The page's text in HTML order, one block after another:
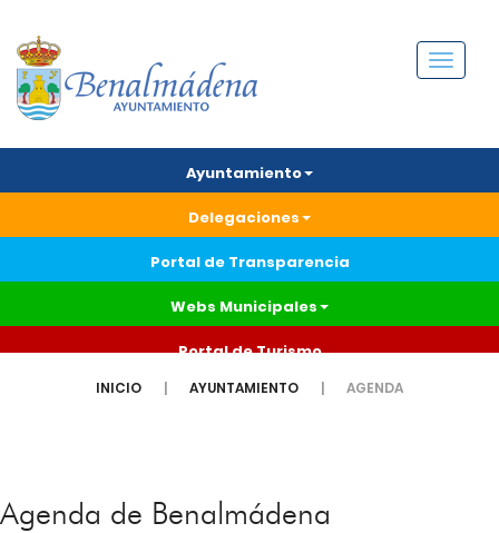
Menú
Ayuntamiento
Delegaciones
Portal de Transparencia
Webs Municipales
Portal de Turismo
INICIO AYUNTAMIENTO AGENDA
Agenda de Benalmádena